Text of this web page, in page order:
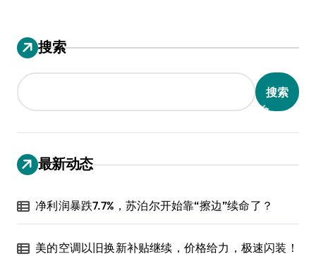
搜索
搜索
最新动态
净利润暴跌7.7%，苏泊尔开始靠“擦边”续命了？
美的空调以旧换新补贴继续，价格给力，极速闪装！